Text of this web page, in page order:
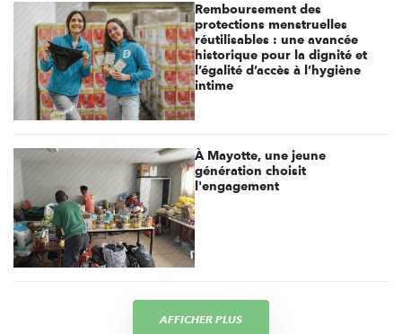
Remboursement des
protections menstruelles
réutilisables : une avancée
historique pour la dignité et
l’égalité d’accès à l’hygiène
intime
À Mayotte, une jeune
génération choisit
l'engagement
AFFICHER PLUS